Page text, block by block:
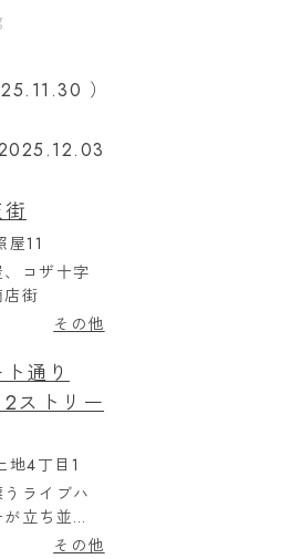
）
屋11
コザ十字
街
その他
通り
2ストリー
地4丁目1
ライブハ
立ち並
夜は特に賑
その他